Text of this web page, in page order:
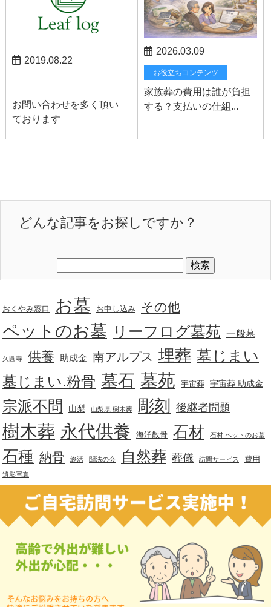
2019.08.22
お問い合わせを多く頂い
ております
2026.03.09
お役立ちコンテンツ
家族葬の費用は誰が負担
する？支払いの仕組...
どんな記事をお探しですか？
おくやみ窓口 お墓 お申し込み その他
ペットのお墓 リーフログ墓苑 一般墓
久圓寺 供養 助成金 南アルプス 埋葬 墓じまい
墓じまい.粉骨 墓石 墓苑 宇宙葬 宇宙葬 助成金
宗派不問 山梨 山梨県 樹木葬 彫刻 後継者問題
樹木葬 永代供養 海洋散骨 石材 石材 ペットのお墓
石種 納骨 終活 聞法の会 自然葬 葬儀 訪問サービス 費用
遺影写真